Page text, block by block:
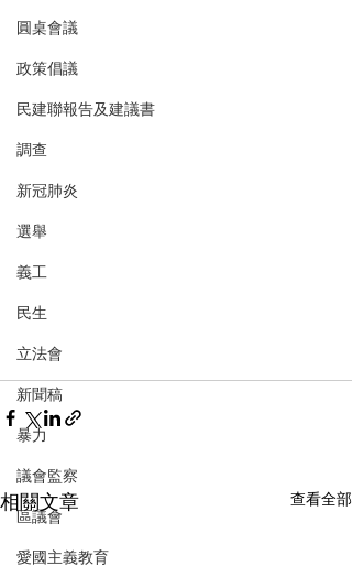
圓桌會議
政策倡議
民建聯報告及建議書
調查
新冠肺炎
選舉
義工
民生
立法會
新聞稿
暴力
議會監察
區議會
愛國主義教育
相關文章 查看全部